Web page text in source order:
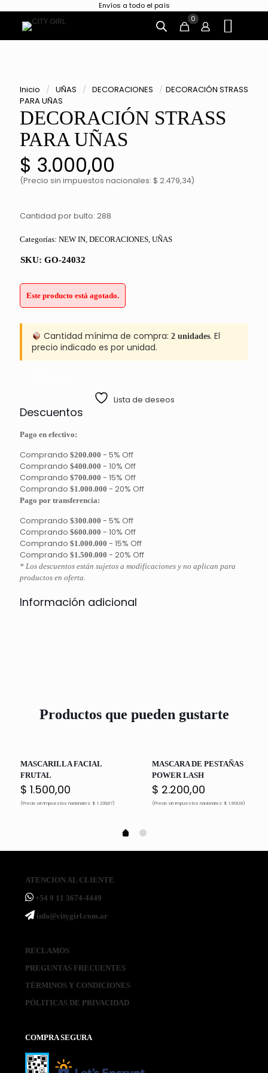
Envíos a todo el país
0
Inicio / UÑAS / DECORACIONES / DECORACIÓN STRASS
PARA UÑAS
DECORACIÓN STRASS
PARA UÑAS
$ 3.000,00
(Precio sin impuestos nacionales: $ 2.479,34)
Cantidad por bulto: 288
Categorías: NEW IN, DECORACIONES, UÑAS
SKU: GO-24032
Este producto está agotado.
Cantidad mínima de compra: 2 unidades. El
precio indicado es por unidad.
Lista de deseos
Descuentos
Pago en efectivo:
Comprando $200.000 - 5% Off
Comprando $400.000 - 10% Off
Comprando $700.000 - 15% Off
Comprando $1.000.000 - 20% Off
Pago por transferencia:
Comprando $300.000 - 5% Off
Comprando $600.000 - 10% Off
Comprando $1.000.000 - 15% Off
Comprando $1.500.000 - 20% Off
* Los descuentos están sujetos a modificaciones y no aplican para
productos en oferta.
Información adicional
Productos que pueden gustarte
MASCARILLA FACIAL
FRUTAL
$ 1.500,00
(Precio sin impuestos nacionales: $ 1.239,67)
MASCARA DE PESTAÑAS
POWER LASH
$ 2.200,00
(Precio sin impuestos nacionales: $ 1.818,18)
ATENCION AL CLIENTE
ㅤ+54 9 11 3674-4449
ㅤinfo@citygirl.com.ar
RECLAMOS
PREGUNTAS FRECUENTES
TÉRMINOS Y CONDICIONES
PÓLITICAS DE PRIVACIDAD
COMPRA SEGURA